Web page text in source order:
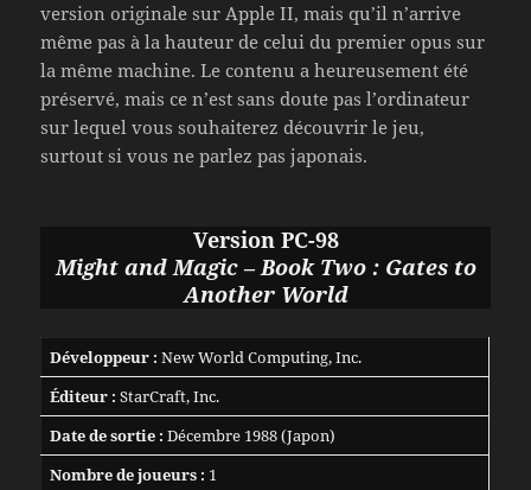
version originale sur Apple II, mais qu’il n’arrive
même pas à la hauteur de celui du premier opus sur
la même machine. Le contenu a heureusement été
préservé, mais ce n’est sans doute pas l’ordinateur
sur lequel vous souhaiterez découvrir le jeu,
surtout si vous ne parlez pas japonais.
Version PC-98
Might and Magic – Book Two : Gates to
Another World
Développeur : New World Computing, Inc.
Éditeur : StarCraft, Inc.
Date de sortie : Décembre 1988 (Japon)
Nombre de joueurs : 1